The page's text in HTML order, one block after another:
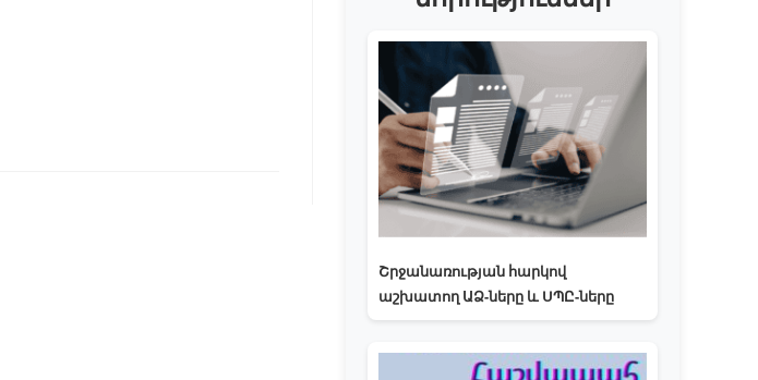
Շրջանառության հարկով
աշխատող ԱՁ-ները և ՍՊԸ-ները